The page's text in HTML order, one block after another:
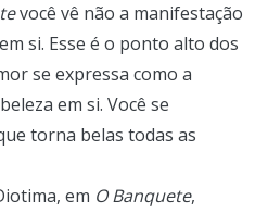
você vê não a manifestação
si. Esse é o ponto alto dos
se expressa como a
em si. Você se
torna belas todas as
em O Banquete,